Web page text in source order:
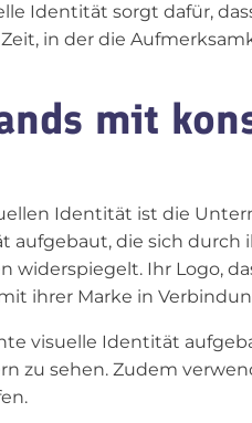
Identität sorgt dafür,
in der die
mit
Identität ist die
aufgebaut, die sich durch
widerspiegelt. Ihr Logo,
ihrer Marke in
visuelle Identität
zu sehen. Zudem